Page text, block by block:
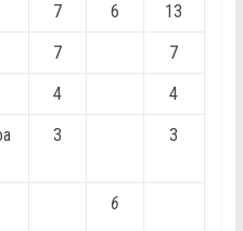
7 6
13
7
7
4
4
3 3
6